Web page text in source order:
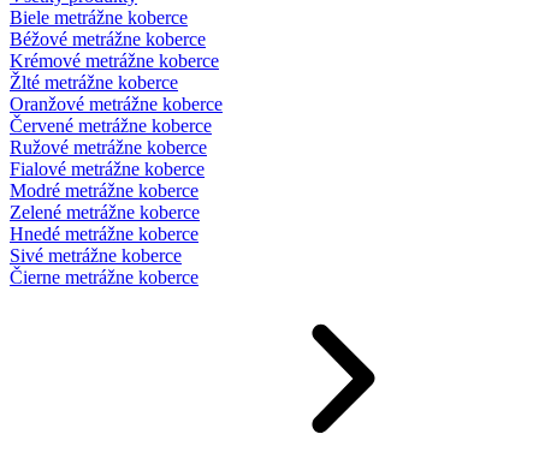
Biele metrážne koberce
Béžové metrážne koberce
Krémové metrážne koberce
Žlté metrážne koberce
Oranžové metrážne koberce
Červené metrážne koberce
Ružové metrážne koberce
Fialové metrážne koberce
Modré metrážne koberce
Zelené metrážne koberce
Hnedé metrážne koberce
Sivé metrážne koberce
Čierne metrážne koberce